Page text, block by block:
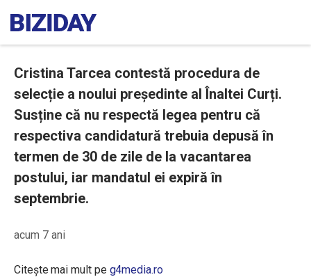
Cristina Tarcea contestă procedura de
selecție a noului președinte al Înaltei Curți.
Susține că nu respectă legea pentru că
respectiva candidatură trebuia depusă în
termen de 30 de zile de la vacantarea
postului, iar mandatul ei expiră în
septembrie.
acum 7 ani
Citește mai mult pe g4media.ro